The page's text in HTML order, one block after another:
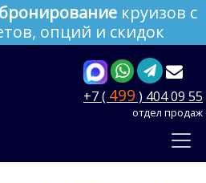
круизов с
опций и скидок
+7 ( 499 ) 404 09 55
отдел продаж